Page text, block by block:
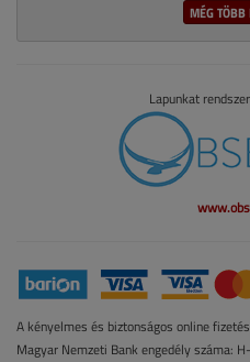
MÉG
Lapunkat
A kényelmes és biztonságos online
Magyar Nemzeti Bank engedély száma: